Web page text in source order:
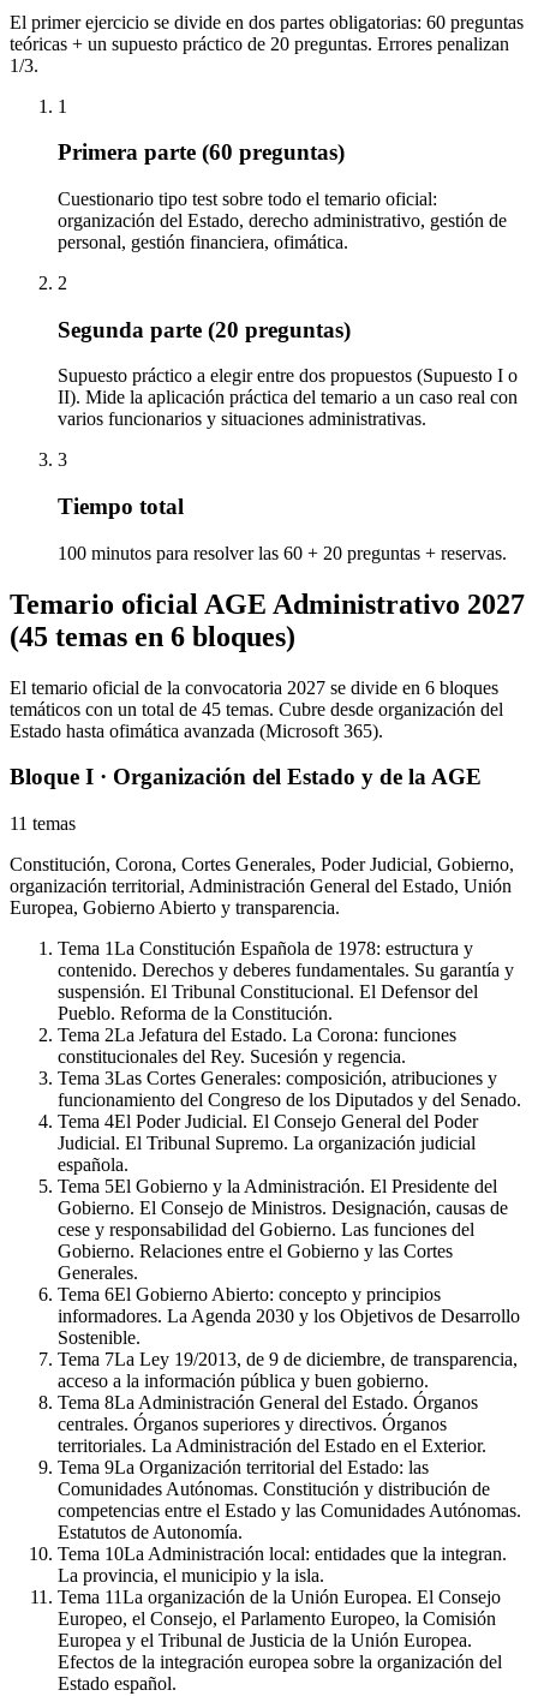
El primer ejercicio se divide en dos partes obligatorias: 60 preguntas
teóricas + un supuesto práctico de 20 preguntas. Errores penalizan
1/3.
1
Primera parte (60 preguntas)
Cuestionario tipo test sobre todo el temario oficial:
organización del Estado, derecho administrativo, gestión de
personal, gestión financiera, ofimática.
2
Segunda parte (20 preguntas)
Supuesto práctico a elegir entre dos propuestos (Supuesto I o
II). Mide la aplicación práctica del temario a un caso real con
varios funcionarios y situaciones administrativas.
3
Tiempo total
100 minutos para resolver las 60 + 20 preguntas + reservas.
Temario oficial AGE Administrativo 2027
(45 temas en 6 bloques)
El temario oficial de la convocatoria 2027 se divide en 6 bloques
temáticos con un total de 45 temas. Cubre desde organización del
Estado hasta ofimática avanzada (Microsoft 365).
Bloque I · Organización del Estado y de la AGE
11 temas
Constitución, Corona, Cortes Generales, Poder Judicial, Gobierno,
organización territorial, Administración General del Estado, Unión
Europea, Gobierno Abierto y transparencia.
Tema 1La Constitución Española de 1978: estructura y
contenido. Derechos y deberes fundamentales. Su garantía y
suspensión. El Tribunal Constitucional. El Defensor del
Pueblo. Reforma de la Constitución.
Tema 2La Jefatura del Estado. La Corona: funciones
constitucionales del Rey. Sucesión y regencia.
Tema 3Las Cortes Generales: composición, atribuciones y
funcionamiento del Congreso de los Diputados y del Senado.
Tema 4El Poder Judicial. El Consejo General del Poder
Judicial. El Tribunal Supremo. La organización judicial
española.
Tema 5El Gobierno y la Administración. El Presidente del
Gobierno. El Consejo de Ministros. Designación, causas de
cese y responsabilidad del Gobierno. Las funciones del
Gobierno. Relaciones entre el Gobierno y las Cortes
Generales.
Tema 6El Gobierno Abierto: concepto y principios
informadores. La Agenda 2030 y los Objetivos de Desarrollo
Sostenible.
Tema 7La Ley 19/2013, de 9 de diciembre, de transparencia,
acceso a la información pública y buen gobierno.
Tema 8La Administración General del Estado. Órganos
centrales. Órganos superiores y directivos. Órganos
territoriales. La Administración del Estado en el Exterior.
Tema 9La Organización territorial del Estado: las
Comunidades Autónomas. Constitución y distribución de
competencias entre el Estado y las Comunidades Autónomas.
Estatutos de Autonomía.
Tema 10La Administración local: entidades que la integran.
La provincia, el municipio y la isla.
Tema 11La organización de la Unión Europea. El Consejo
Europeo, el Consejo, el Parlamento Europeo, la Comisión
Europea y el Tribunal de Justicia de la Unión Europea.
Efectos de la integración europea sobre la organización del
Estado español.